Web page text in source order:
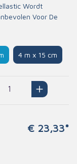
Wordt
Voor De
4 m x 15 cm
€ 23,33*